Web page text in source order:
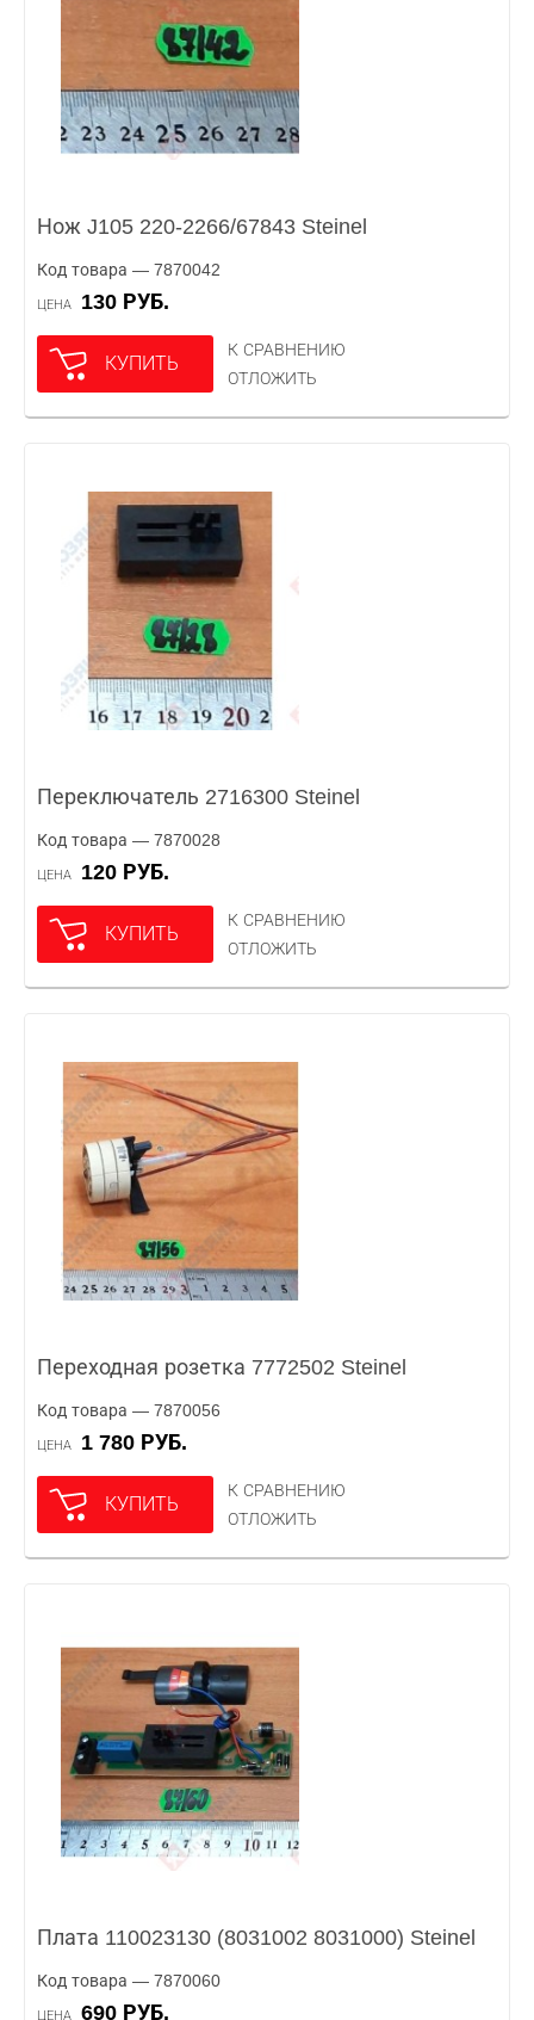
Нож J105 220-2266/67843 Steinel
Код товара — 7870042
ЦЕНА 130 РУБ.
КУПИТЬ
К СРАВНЕНИЮ
ОТЛОЖИТЬ
Переключатель 2716300 Steinel
Код товара — 7870028
ЦЕНА 120 РУБ.
КУПИТЬ
К СРАВНЕНИЮ
ОТЛОЖИТЬ
Переходная розетка 7772502 Steinel
Код товара — 7870056
ЦЕНА 1 780 РУБ.
КУПИТЬ
К СРАВНЕНИЮ
ОТЛОЖИТЬ
Плата 110023130 (8031002 8031000) Steinel
Код товара — 7870060
ЦЕНА 690 РУБ.